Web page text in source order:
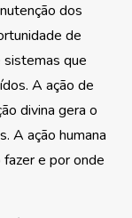
dos
de
que
A ação de
divina gera o
A ação humana
e por onde